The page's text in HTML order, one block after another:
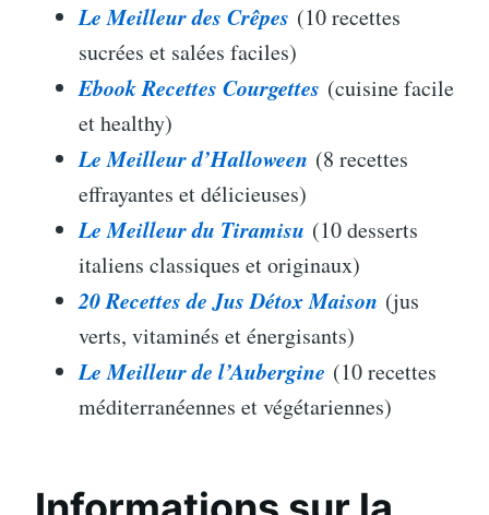
Le Meilleur des Crêpes (10 recettes
sucrées et salées faciles)
Ebook Recettes Courgettes (cuisine facile
et healthy)
Le Meilleur d’Halloween (8 recettes
effrayantes et délicieuses)
Le Meilleur du Tiramisu (10 desserts
italiens classiques et originaux)
20 Recettes de Jus Détox Maison (jus
verts, vitaminés et énergisants)
Le Meilleur de l’Aubergine (10 recettes
méditerranéennes et végétariennes)